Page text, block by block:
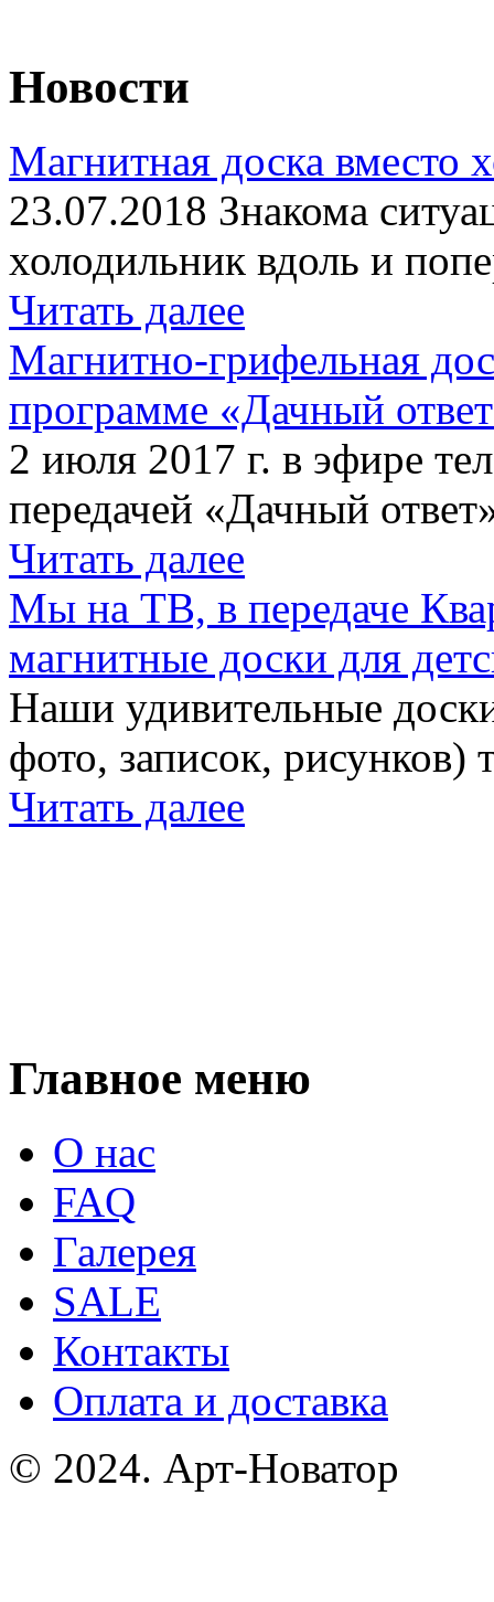
Новости
Магнитная доска вместо
23.07.2018 Знакома
холодильник вдоль и
Читать далее
Магнитно-грифельная
программе «Дачный
2 июля 2017 г. в эфире
передачей «Дачный
Читать далее
Мы на ТВ, в передаче
магнитные доски для
Наши удивительные
фото, записок,
Читать далее
Главное меню
О нас
FAQ
Галерея
SALE
Контакты
Оплата и доставка
© 2024. Арт-Новатор